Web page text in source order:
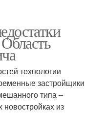
технологии
застройщики
типа –
из